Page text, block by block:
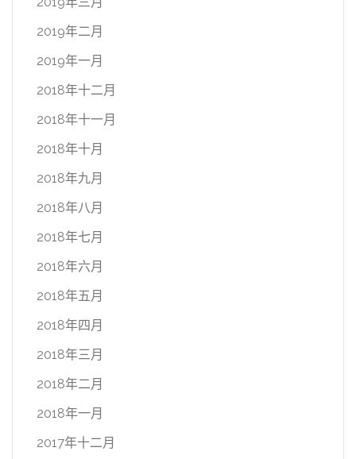
2019年二月
2019年一月
2018年十二月
2018年十一月
2018年十月
2018年九月
2018年八月
2018年七月
2018年六月
2018年五月
2018年四月
2018年三月
2018年二月
2018年一月
2017年十二月